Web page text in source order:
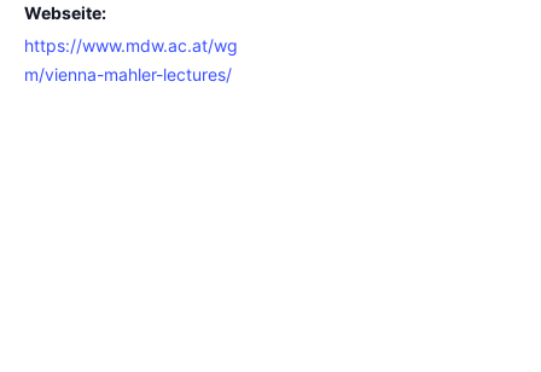
Webseite:
https://www.mdw.ac.at/wg
m/vienna-mahler-lectures/